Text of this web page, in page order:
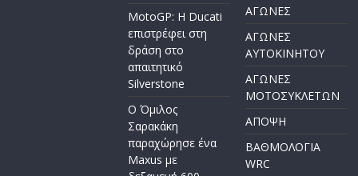
MotoGP: Η Ducati
επιστρέφει στη
δράση στο
απαιτητικό
Silverstone
Ο Όμιλος
Σαρακάκη
παραχώρησε ένα
Maxus με
ΑΓΩΝΕΣ
ΑΓΩΝΕΣ
AYTOKINHTOY
ΑΓΩΝΕΣ
ΜΟΤΟΣΥΚΛΕΤΩΝ
ΑΠΟΨΗ
ΒΑΘΜΟΛΟΓΙΑ
WRC